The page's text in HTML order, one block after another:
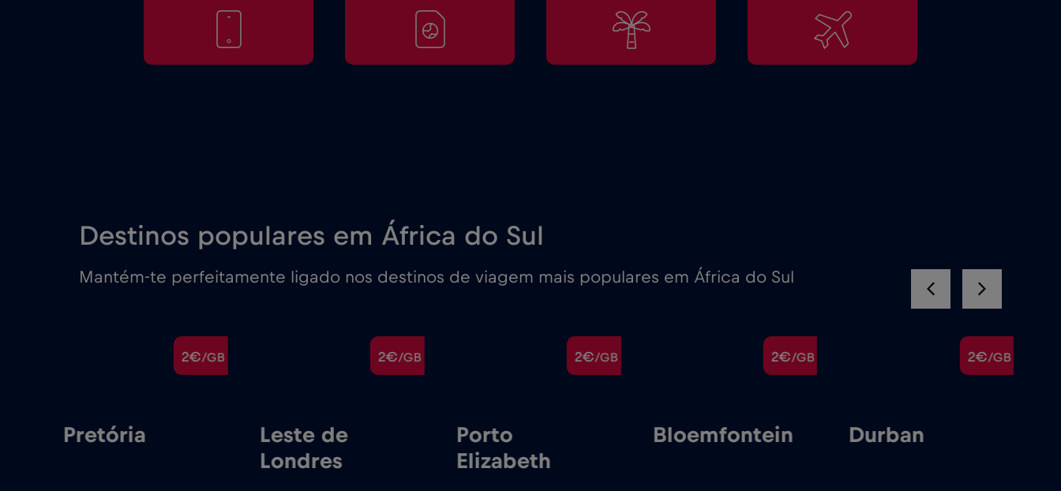
Destinos populares em África do Sul
Mantém-te perfeitamente ligado nos destinos de viagem mais populares em África do Sul
2€/GB
Pretória
2€/GB
Leste de
Londres
2€/GB
Porto
Elizabeth
2€/GB
Bloemfontein
2€/GB
Durban